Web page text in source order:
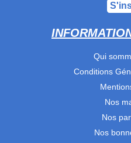
Qui
Conditions
Nos
Nos
Nos